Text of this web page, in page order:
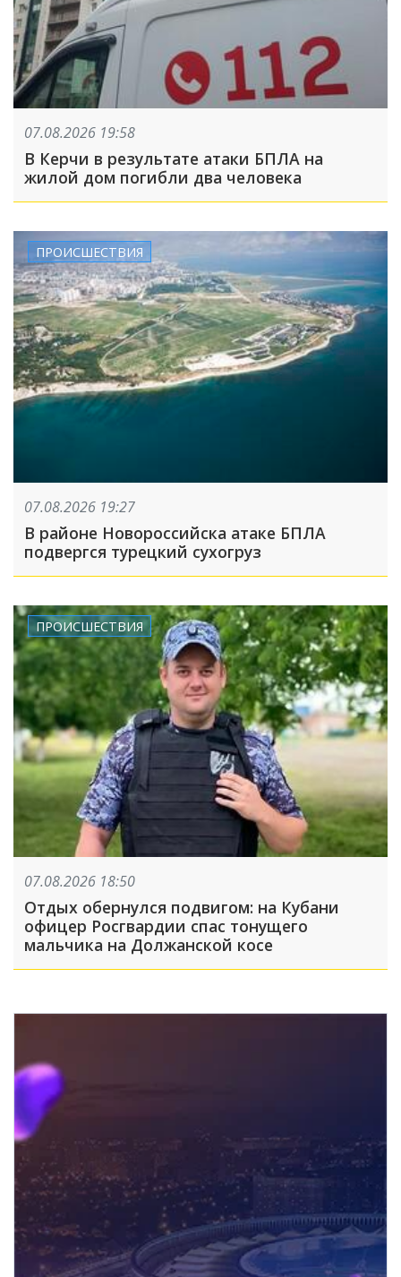
07.08.2026 19:58
В Керчи в результате атаки БПЛА на
жилой дом погибли два человека
ПРОИСШЕСТВИЯ
07.08.2026 19:27
В районе Новороссийска атаке БПЛА
подвергся турецкий сухогруз
ПРОИСШЕСТВИЯ
07.08.2026 18:50
Отдых обернулся подвигом: на Кубани
офицер Росгвардии спас тонущего
мальчика на Должанской косе